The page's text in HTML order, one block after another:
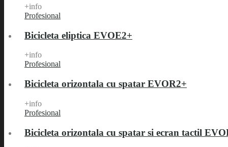
+info
Profesional
Bicicleta eliptica EVOE2+
+info
Profesional
Bicicleta orizontala cu spatar EVOR2+
+info
Profesional
Bicicleta orizontala cu spatar si ecran tactil